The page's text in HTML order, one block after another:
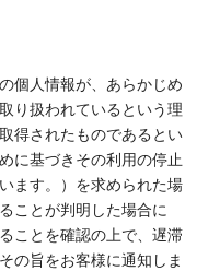
個人情報が、あらかじめ
り扱われているという理
得されたものであるとい
に基づきその利用の停止
ます。）を求められた場
ことが判明した場合に
ことを確認の上で、遅滞
の旨をお客様に通知しま